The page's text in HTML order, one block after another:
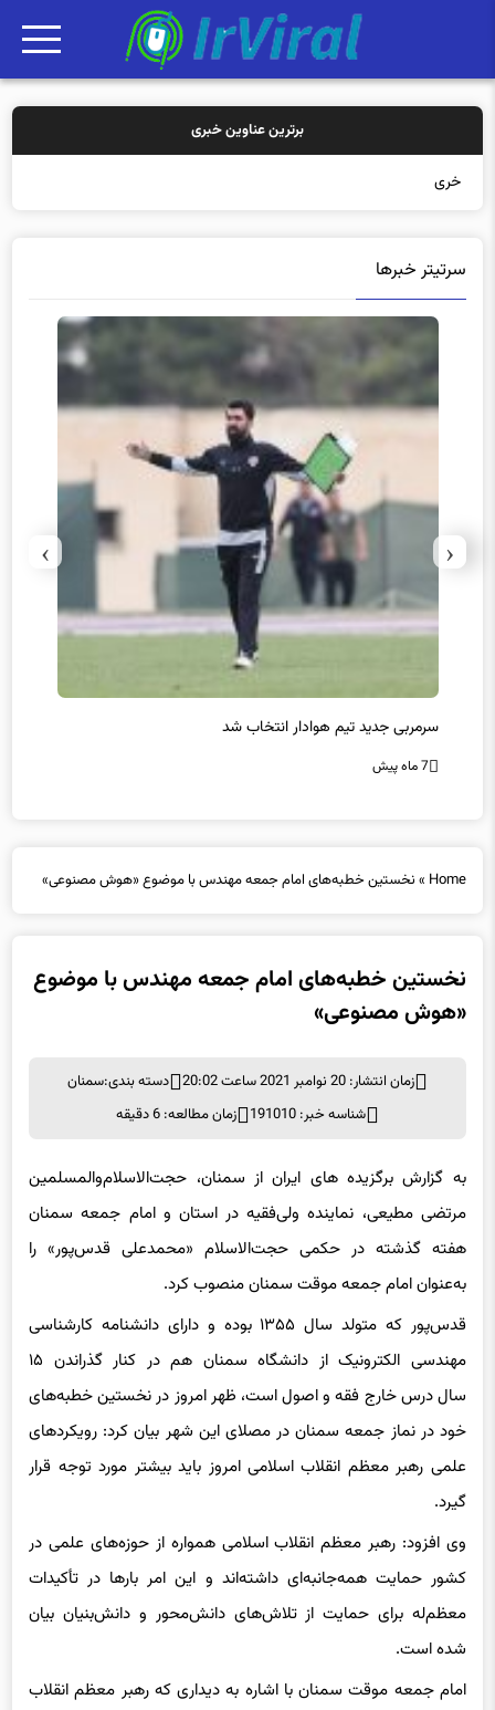
برترین عناوین خبری
خرید بیمه: سن
سرتیتر خبرها
سرمربی جدید تیم هوادار انتخاب شد
7 ماه پیش
‹
›
Home
» نخستین خطبه‌های امام جمعه مهندس با موضوع «هوش مصنوعی»
نخستین خطبه‌های امام جمعه مهندس با موضوع
«هوش مصنوعی»
زمان انتشار: 20 نوامبر 2021 ساعت 20:02 دسته بندی:سمنان
شناسه خبر: 191010
زمان مطالعه: 6 دقیقه
به گزارش برگزیده های ایران از سمنان، حجت‌الاسلام‌والمسلمین
مرتضی مطیعی، نماینده ولی‌فقیه در استان و امام جمعه سمنان
هفته گذشته در حکمی حجت‌الاسلام «محمدعلی قدس‌پور» را
به‌عنوان امام جمعه موقت سمنان منصوب کرد.
قدس‌پور که متولد سال ۱۳۵۵ بوده و دارای دانشنامه کارشناسی
مهندسی الکترونیک از دانشگاه سمنان هم در کنار گذراندن ۱۵
سال درس خارج فقه و اصول است، ظهر امروز در نخستین خطبه‌های
خود در نماز جمعه سمنان در مصلای این شهر بیان کرد: رویکردهای
علمی رهبر معظم انقلاب اسلامی امروز باید بیشتر مورد توجه قرار
گیرد.
وی افزود: رهبر معظم انقلاب اسلامی همواره از حوزه‌های علمی در
کشور حمایت همه‌جانبه‌ای داشته‌اند و این امر بارها در تأکیدات
معظم‌له برای حمایت از تلاش‌های دانش‌محور و دانش‌بنیان بیان
شده است.
امام جمعه موقت سمنان با اشاره به دیداری که رهبر معظم انقلاب